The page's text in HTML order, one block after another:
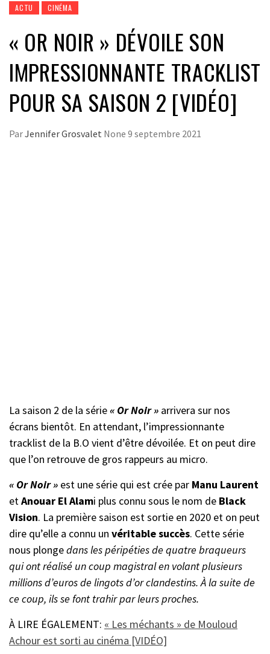
ACTU CINÉMA
« OR NOIR » DÉVOILE SON
IMPRESSIONNANTE TRACKLIST
POUR SA SAISON 2 [VIDÉO]
ParJennifer Grosvalet None 9 septembre 2021
La saison 2 de la série« Or Noir » arrivera sur nos
écrans bientôt. En attendant, l’impressionnante
tracklist de la B.O vient d’être dévoilée. Et on peut dire
que l’on retrouve de gros rappeurs au micro.
« Or Noir » est une série qui est crée par Manu Laurent
etAnouar El Alami plus connu sous le nom de Black
Vision. La première saison est sortie en 2020 et on peut
dire qu’elle a connu un véritable succès. Cette série
nous plongedans les péripéties de quatre braqueurs
qui ont réalisé un coup magistral en volant plusieurs
millions d’euros de lingots d’or clandestins. À la suite de
ce coup, ils se font trahir par leurs proches.
À LIRE ÉGALEMENT: « Les méchants » de Mouloud
Achour est sorti au cinéma [VIDÉO]